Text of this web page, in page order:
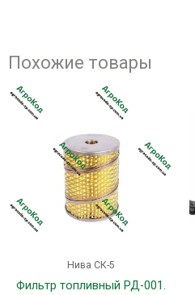
Похожие товары
Нива СК-5
Фильтр топливный РД-001.